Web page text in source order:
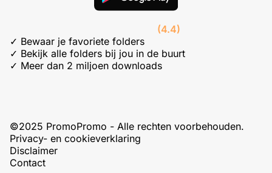
(4.4)
✓ Bewaar je favoriete folders
✓ Bekijk alle folders bij jou in de buurt
✓ Meer dan 2 miljoen downloads
©2025 PromoPromo - Alle rechten voorbehouden.
Privacy- en cookieverklaring
Disclaimer
Contact